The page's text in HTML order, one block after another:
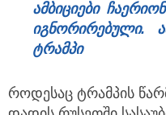
ამბიციები
იგნორირებული.
ტრამპი
როდესაც ტრამპის